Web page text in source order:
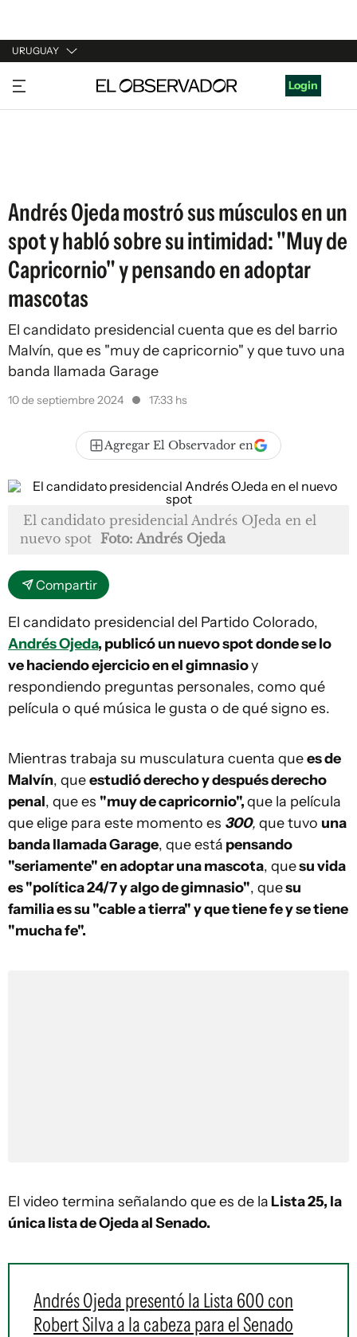
URUGUAY
URUGUAY
ARGENTINA
Login
Andrés Ojeda mostró sus músculos en un
spot y habló sobre su intimidad: "Muy de
Capricornio" y pensando en adoptar
mascotas
El candidato presidencial cuenta que es del barrio
Malvín, que es "muy de capricornio" y que tuvo una
banda llamada Garage
10 de septiembre 2024 17:33 hs
Agregar El Observador en
El candidato presidencial Andrés OJeda en el
nuevo spot Foto: Andrés Ojeda
Compartir
El candidato presidencial del Partido Colorado,
Andrés Ojeda, publicó un nuevo spot donde se lo
ve haciendo ejercicio en el gimnasioy
respondiendo preguntas personales, como qué
película o qué música le gusta o de qué signo es.
Mientras trabaja su musculatura cuenta quees de
Malvín, queestudió derecho y después derecho
penal, que es "muy de capricornio",que la película
que elige para este momento es 300, que tuvo una
banda llamada Garage, que está pensando
"seriamente" en adoptar una mascota, quesu vida
es "política 24/7 y algo de gimnasio", quesu
familia es su "cable a tierra" y que tiene fe y se tiene
"mucha fe".
El video termina señalando que es de la Lista 25, la
única lista de Ojeda al Senado.
Andrés Ojeda presentó la Lista 600 con
Robert Silva a la cabeza para el Senado